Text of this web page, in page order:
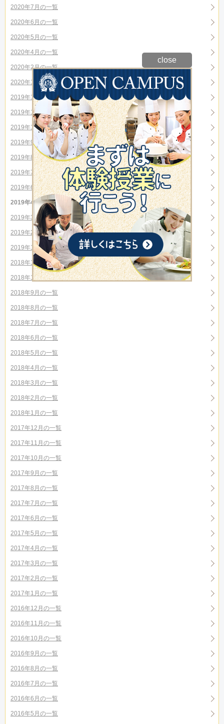
2020年7月の一覧
2020年6月の一覧
2020年5月の一覧
2020年4月の一覧
2020年2月の一覧
2020年1月の一覧
2019年12月の一覧
2019年11月の一覧
2019年10月の一覧
2019年9月の一覧
2019年8月の一覧
2019年7月の一覧
2019年6月の一覧
2019年4月の一覧
2019年3月の一覧
2019年2月の一覧
2019年1月の一覧
2018年12月の一覧
2018年10月の一覧
2018年9月の一覧
2018年8月の一覧
2018年7月の一覧
2018年6月の一覧
2018年5月の一覧
2018年4月の一覧
2018年3月の一覧
2018年2月の一覧
2018年1月の一覧
2017年12月の一覧
2017年11月の一覧
2017年10月の一覧
2017年9月の一覧
2017年8月の一覧
2017年7月の一覧
2017年6月の一覧
2017年5月の一覧
2017年4月の一覧
2017年3月の一覧
2017年2月の一覧
2017年1月の一覧
2016年12月の一覧
2016年11月の一覧
2016年10月の一覧
2016年9月の一覧
2016年8月の一覧
2016年7月の一覧
2016年6月の一覧
2016年5月の一覧
close